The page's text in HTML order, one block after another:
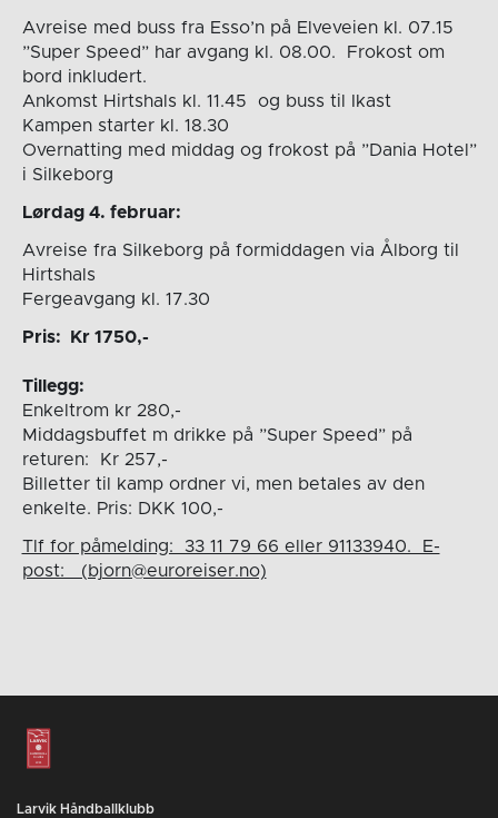
Avreise med buss fra Esso’n på Elveveien kl. 07.15
”Super Speed” har avgang kl. 08.00. Frokost om
bord inkludert.
Ankomst Hirtshals kl. 11.45 og buss til Ikast
Kampen starter kl. 18.30
Overnatting med middag og frokost på ”Dania Hotel”
i Silkeborg
Lørdag 4. februar:
Avreise fra Silkeborg på formiddagen via Ålborg til
Hirtshals
Fergeavgang kl. 17.30
Pris: Kr 1750,-
Tillegg:
Enkeltrom kr 280,-
Middagsbuffet m drikke på ”Super Speed” på
returen: Kr 257,-
Billetter til kamp ordner vi, men betales av den
enkelte. Pris: DKK 100,-
Tlf for påmelding: 33 11 79 66 eller 91133940. E-
post: (bjorn@euroreiser.no)
Larvik Håndballklubb